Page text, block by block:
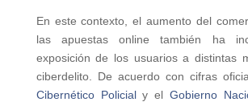
En este contexto, el aumento del
las apuestas online también ha
exposición de los usuarios a distintas
ciberdelito. De acuerdo con cifras
Cibernético Policialy el Gobierno